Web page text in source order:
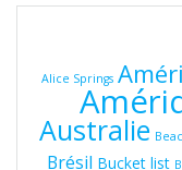
Alice Springs
Australie
Brésil Bucket list